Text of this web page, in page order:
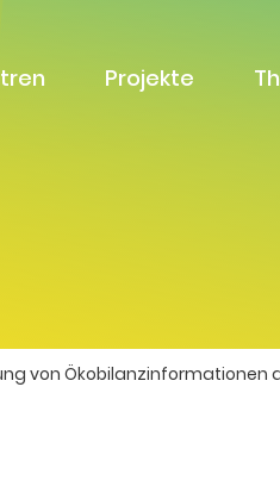
Projekte
von